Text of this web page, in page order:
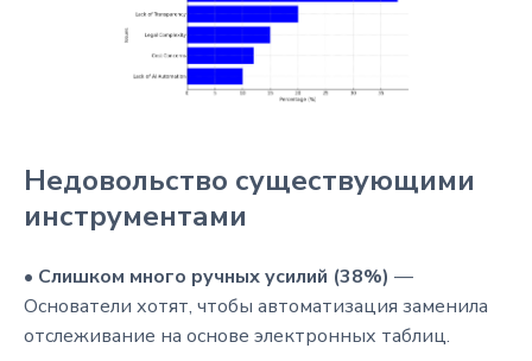
Недовольство существующими
инструментами
• Слишком много ручных усилий (38%) —
Основатели хотят, чтобы автоматизация заменила
отслеживание на основе электронных таблиц.